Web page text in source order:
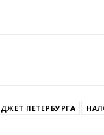
ПЕТЕРБУРГА